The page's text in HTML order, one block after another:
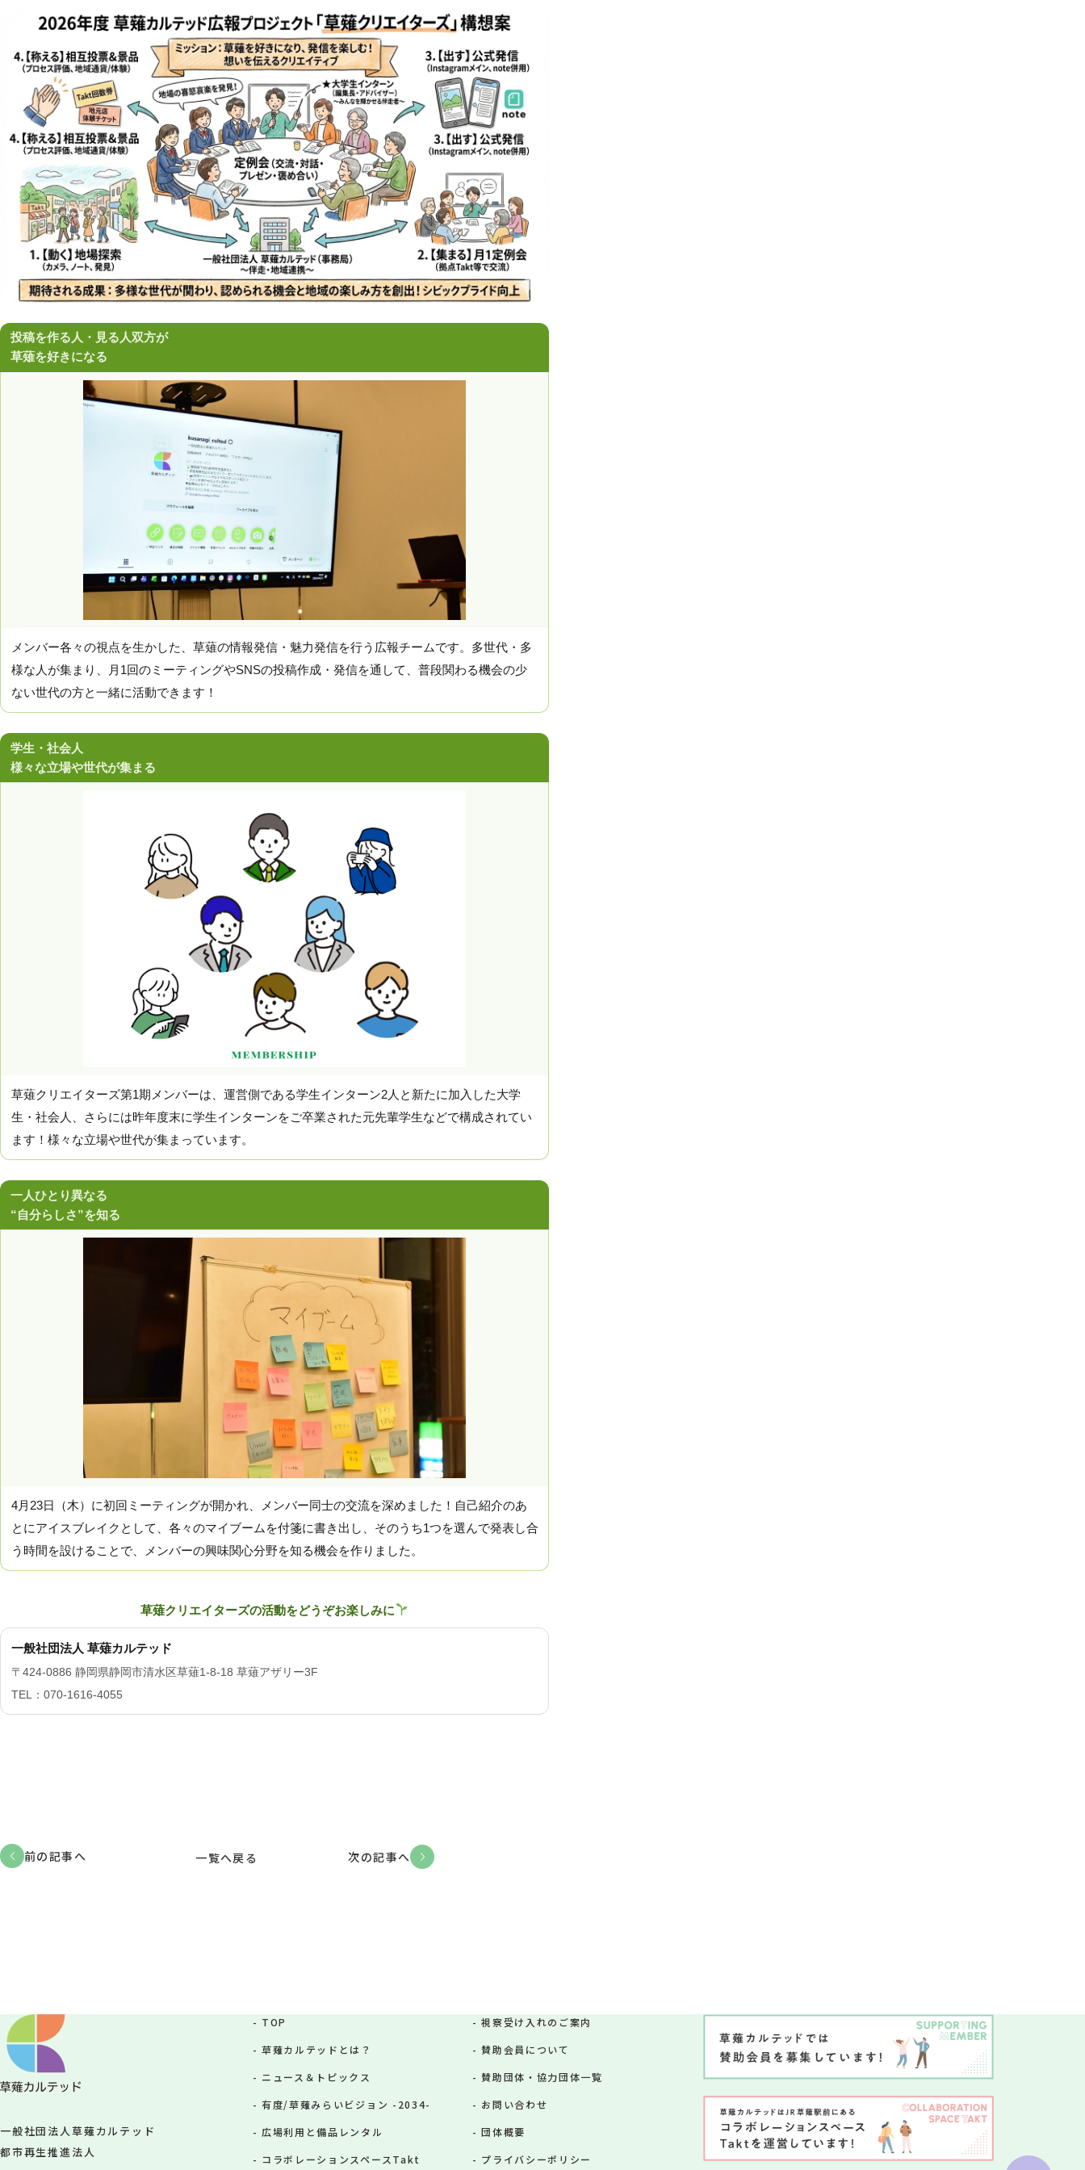
投稿を作る人・見る人双方が
草薙を好きになる
メンバー各々の視点を生かした、草薙の情報発信・魅力発信を行う広報チームです。多世代・多
様な人が集まり、月1回のミーティングやSNSの投稿作成・発信を通して、普段関わる機会の少
ない世代の方と一緒に活動できます！
学生・社会人
様々な立場や世代が集まる
草薙クリエイターズ第1期メンバーは、運営側である学生インターン2人と新たに加入した大学
生・社会人、さらには昨年度末に学生インターンをご卒業された元先輩学生などで構成されてい
ます！様々な立場や世代が集まっています。
一人ひとり異なる
“自分らしさ”を知る
4月23日（木）に初回ミーティングが開かれ、メンバー同士の交流を深めました！自己紹介のあ
とにアイスブレイクとして、各々のマイブームを付箋に書き出し、そのうち1つを選んで発表し合
う時間を設けることで、メンバーの興味関心分野を知る機会を作りました。
草薙クリエイターズの活動をどうぞお楽しみに
一般社団法人 草薙カルテッド
〒424-0886 静岡県静岡市清水区草薙1-8-18 草薙アザリー3F
TEL：070-1616-4055
前の記事へ 一覧へ戻る 次の記事へ
一般社団法人草薙カルテッド
都市再生推進法人
TOP
草薙カルテッドとは？
ニュース＆トピックス
有度/草薙みらいビジョン -2034-
広場利用と備品レンタル
コラボレーションスペースTakt
視察受け入れのご案内
賛助会員について
賛助団体・協力団体一覧
お問い合わせ
団体概要
プライバシーポリシー